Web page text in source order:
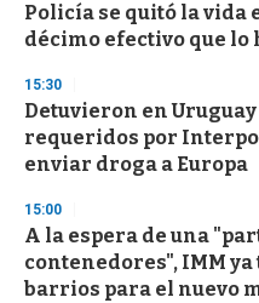
Policía se quitó la vida
décimo efectivo que lo
15:30
Detuvieron en
requeridos por
enviar droga a Europa
15:00
A la espera de una
contenedores", IMM
barrios para el nuevo